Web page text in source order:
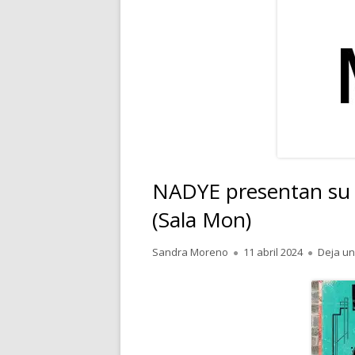
NADYE presentan
(Sala Mon)
Autor
Sandra Moreno
Publicado
11 abril 2024 Deja